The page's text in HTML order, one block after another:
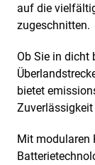
auf die
zugeschnitten.
Ob Sie in dicht
bietet
Mit modularen